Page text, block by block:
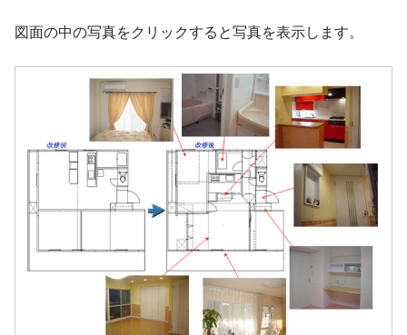
図面の中の写真をクリックすると写真を表示します。